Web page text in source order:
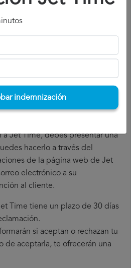
el aeropuerto de origen y el
También es recomendable que
relacionados con el
embarque, el billete y los
Jet Time, debes presentar una
hacerlo a través del
de la página web de Jet
electrónico a su
al cliente.
Time tiene un plazo de 30 días
si aceptan o rechazan tu
de aceptarla, te ofrecerán una
indemnización